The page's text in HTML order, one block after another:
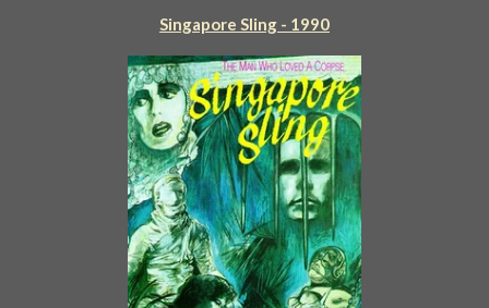
Singapore Sling - 1990